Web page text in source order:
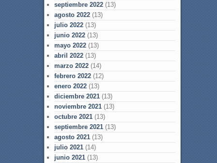
septiembre 2022(13)
agosto 2022(13)
julio 2022(13)
junio 2022(13)
mayo 2022(13)
abril 2022(13)
marzo 2022(14)
febrero 2022(12)
enero 2022(13)
diciembre 2021(13)
noviembre 2021(13)
octubre 2021(13)
septiembre 2021(13)
agosto 2021(13)
julio 2021(14)
junio 2021(13)